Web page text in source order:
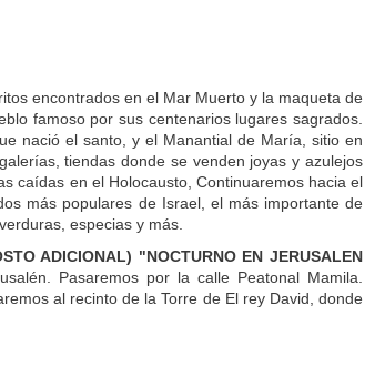
encontrados en el Mar Muerto y la maqueta de
famoso por sus centenarios lugares sagrados.
nació el santo, y el Manantial de María, sitio en
tiendas donde se venden joyas y azulejos
caídas en el Holocausto, Continuaremos hacia el
más populares de Israel, el más importante de
especias y más.
ADICIONAL) "NOCTURNO EN JERUSALEN
Pasaremos por la calle Peatonal Mamila.
al recinto de la Torre de El rey David, donde